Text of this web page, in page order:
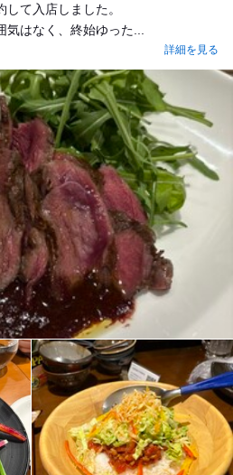
て入店しました。
はなく、終始ゆった...
詳細を見る